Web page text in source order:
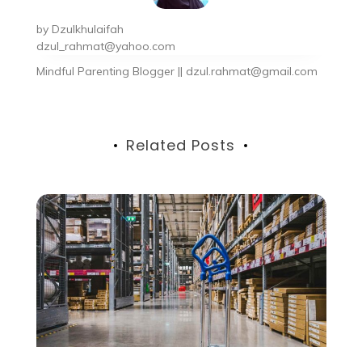
by Dzulkhulaifah
dzul_rahmat@yahoo.com
Mindful Parenting Blogger || dzul.rahmat@gmail.com
Related Posts
Tips & Review
April 27, 2024 2 years
Akibat Tidak Mengganti Oli
Motor pada Waktunya
Assalamu’alaikum. Alhamdulillah, liburan telah
berakhir dengan suka cita. Sekarang saatnya emak-